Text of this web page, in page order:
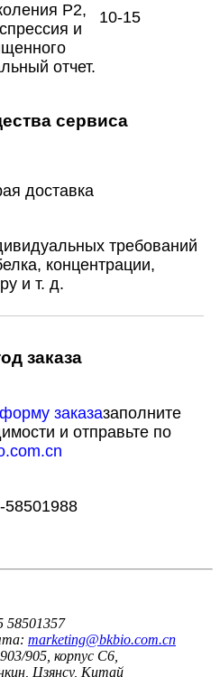
10-15
P2,
и
отчет.
сервиса
доставка
требований
концентрации,
и т. д.
заказа
заказазаполните
и отправьте по
58501988
58501357
marketing@bkbio.com.cn
905, корпус С6,
Цзянсу, Китай